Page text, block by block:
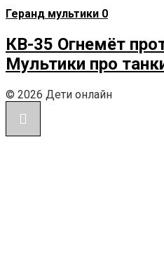
Геранд мультики 0
КВ-35 Огнемёт
Мультики про
© 2026 Дети онлайн